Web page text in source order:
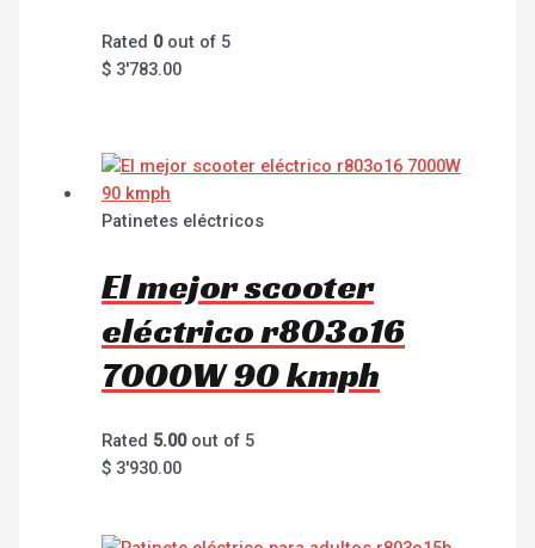
Rated 0out of 5
$ 3'783.00
Patinetes eléctricos
El mejor scooter
eléctrico r803o16
7000W 90 kmph
Rated 5.00out of 5
$ 3'930.00